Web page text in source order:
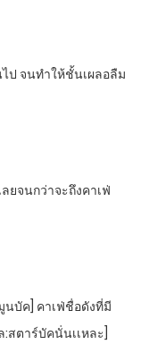
ป​ จนทําให้ชั้นเผลอลืม
ยจนกว่าจะถึงคาเฟ่​
นบัค]​ คาเฟ่ชื่อดังที่มี
สตาร์บัคนั่นเเหละ]​